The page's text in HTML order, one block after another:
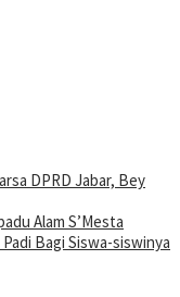
DPRD Jabar, Bey
Alam S’Mesta
Bagi Siswa-siswinya